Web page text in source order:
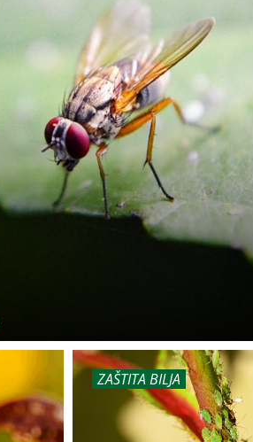
ZAŠTITA BILJA